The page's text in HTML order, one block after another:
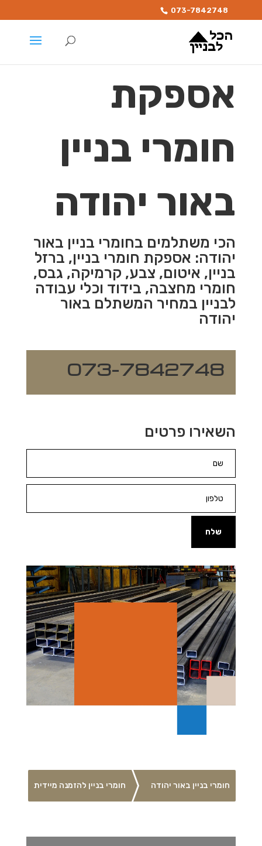
073-7842748
אספקת
חומרי בניין
באור יהודה
הכי משתלמים בחומרי בניין באור
יהודה: אספקת חומרי בניין, ברזל
בניין, איטום, צבע, קרמיקה, גבס,
חומרי מחצבה, בידוד וכלי עבודה
לבניין במחיר המשתלם באור
יהודה
073-7842748
השאירו פרטים
שלח
חומרי בניין להזמנה מיידית חומרי בניין באור יהודה